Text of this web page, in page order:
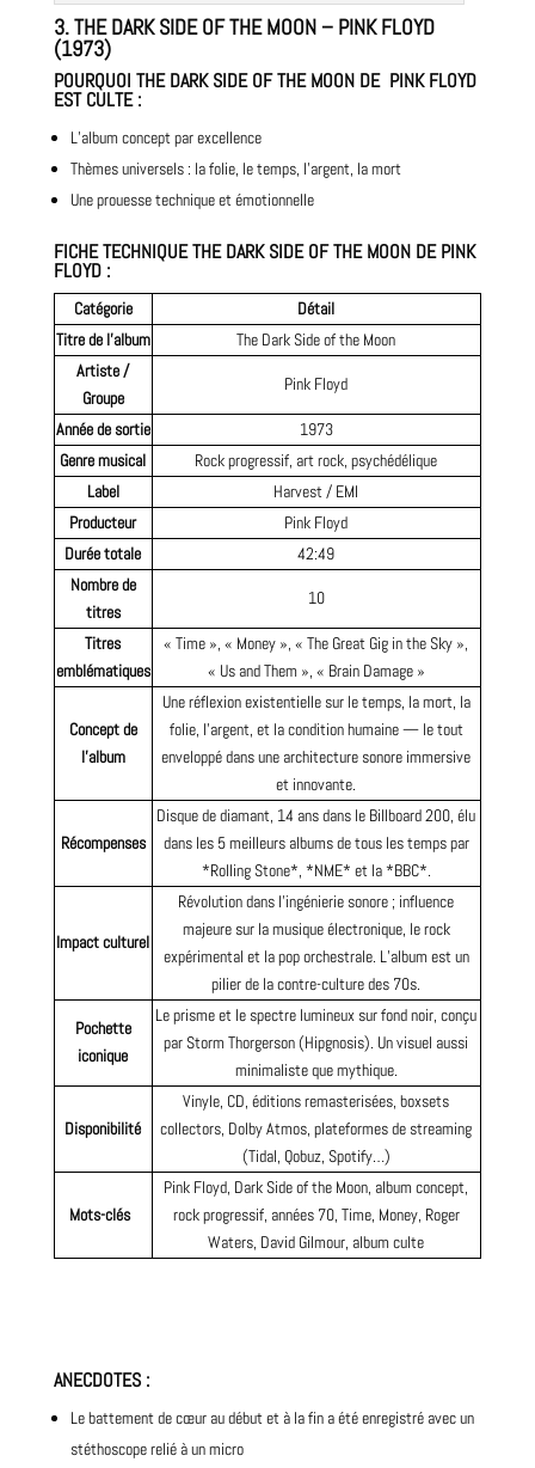
3.THE DARK SIDE OF THE MOON – PINK FLOYD
(1973)
POURQUOI THE DARK SIDE OF THE MOON DE PINK FLOYD
EST CULTE:
L’album concept par excellence
Thèmes universels : la folie, le temps, l’argent, la mort
Une prouesse technique et émotionnelle
FICHE TECHNIQUETHE DARK SIDE OF THE MOON DE PINK
FLOYD :
Catégorie
Détail
Titre de l’album
The Dark Side of the Moon
Artiste /
Groupe
Pink Floyd
Année de sortie
1973
Genre musical
Rock progressif, art rock, psychédélique
Label
Harvest / EMI
Producteur
Pink Floyd
Durée totale
42:49
Nombre de
titres
10
Titres
emblématiques
« Time », « Money », « The Great Gig in the Sky »,
« Us and Them », « Brain Damage »
Concept de
l’album
Une réflexion existentielle sur le temps, la mort, la
folie, l’argent, et la condition humaine — le tout
enveloppé dans une architecture sonore immersive
et innovante.
Récompenses
Disque de diamant, 14 ans dans le Billboard 200, élu
dans les 5 meilleurs albums de tous les temps par
*Rolling Stone*, *NME* et la *BBC*.
Impact culturel
Révolution dans l’ingénierie sonore ; influence
majeure sur la musique électronique, le rock
expérimental et la pop orchestrale. L’album est un
pilier de la contre-culture des 70s.
Pochette
iconique
Le prisme et le spectre lumineux sur fond noir, conçu
par Storm Thorgerson (Hipgnosis). Un visuel aussi
minimaliste que mythique.
Disponibilité
Vinyle, CD, éditions remasterisées, boxsets
collectors, Dolby Atmos, plateformes de streaming
(Tidal, Qobuz, Spotify…)
Mots-clés
Pink Floyd, Dark Side of the Moon, album concept,
rock progressif, années 70, Time, Money, Roger
Waters, David Gilmour, album culte
ANECDOTES:
Le battement de cœur au début et à la fin a été enregistré avec un
stéthoscope relié à un micro